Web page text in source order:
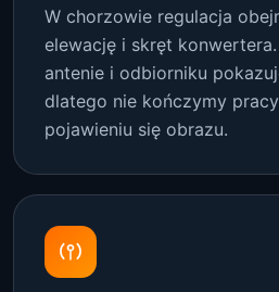
W chorzowie regulacja
elewację i skręt
antenie i odbiorniku
dlatego nie kończymy
pojawieniu się obrazu.